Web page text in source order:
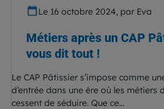
Le 16 octobre 2024, par Eva
Métiers après un CAP
vous dit tout !
Le CAP Pâtissier s’impose comme
d’entrée dans une ère où les métiers
cessent de séduire. Que ce...